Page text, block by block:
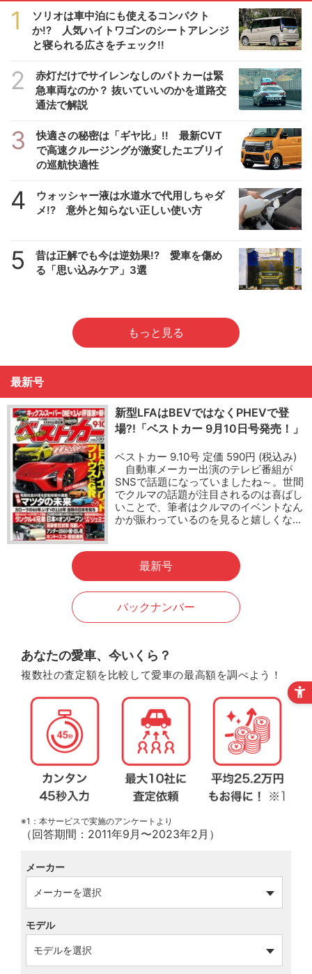
1
ソリオは車中泊にも使えるコンパクト
か!? 人気ハイトワゴンのシートアレンジ
と寝られる広さをチェック!!
2
赤灯だけでサイレンなしのパトカーは緊
急車両なのか？ 抜いていいのかを道路交
通法で解説
3
快適さの秘密は「ギヤ比」!! 最新CVT
で高速クルージングが激変したエブリイ
の巡航快適性
4
ウォッシャー液は水道水で代用しちゃダ
メ!? 意外と知らない正しい使い方
5
昔は正解でも今は逆効果!? 愛車を傷め
る「思い込みケア」3選
もっと見る
最新号
新型LFAはBEVではなくPHEVで登
場?!「ベストカー 9月10日号発売！」
ベストカー 9.10号 定価 590円 (税込み)
自動車メーカー出演のテレビ番組が
SNSで話題になっていましたね～。世間
でクルマの話題が注目されるのは喜ばし
いことで、筆者はクルマのイベントなん
かが賑わっているのを見ると嬉しくな…
最新号
バックナンバー
あなたの愛車、今いくら？
複数社の査定額を比較して愛車の最高額を調べよう！
※1：本サービスで実施のアンケートより
（回答期間：2011年9月〜2023年2月）
メーカー
モデル